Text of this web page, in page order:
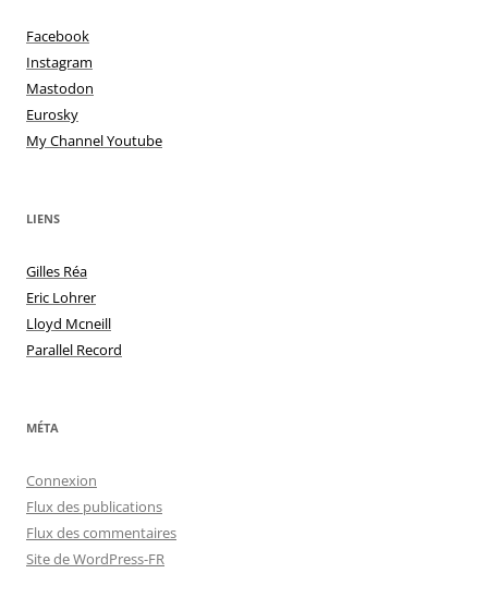
Facebook
Instagram
Mastodon
Eurosky
My Channel Youtube
LIENS
Gilles Réa
Eric Lohrer
Lloyd Mcneill
Parallel Record
MÉTA
Connexion
Flux des publications
Flux des commentaires
Site de WordPress-FR